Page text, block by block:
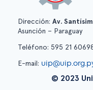
Dirección: Av.
Asunción – Paraguay
Teléfono: 595 21
E-mail:
© 2023